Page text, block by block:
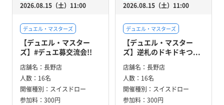
2026.08.15（土）11:00
デュエル・マスターズ
【デュエル・マスター
ズ】#デュエ募交流会!!
店舗名： 長野店
人数： 16名
開催種別： スイスドロー
参加料： 300円
2026.08.15（土）11:00
デュエル・マスターズ
【デュエル・マスター
ズ】逆札のドキドキつ...
店舗名： 長野店
人数： 16名
開催種別： スイスドロー
参加料： 300円